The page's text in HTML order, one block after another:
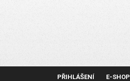
PŘIHLÁŠENÍ E-SHOP